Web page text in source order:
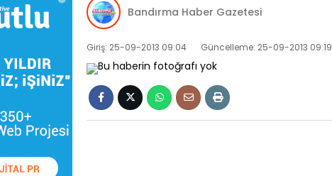
Bandırma Haber Gazetesi
Giriş: 25-09-2013 09:04 Güncelleme: 25-09-2013 09:19